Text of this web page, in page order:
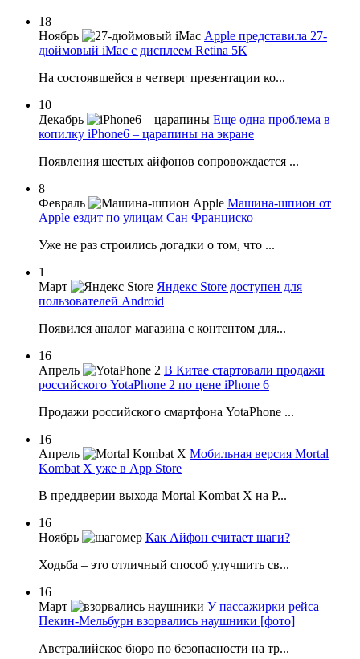
18
Ноябрь
Apple представила 27-
дюймовый iMac с дисплеем Retina 5K
На состоявшейся в четверг презентации ко...
10
Декабрь
Еще одна проблема в
копилку iPhone6 – царапины на экране
Появления шестых айфонов сопровождается ...
8
Февраль
Машина-шпион от
Apple ездит по улицам Сан Франциско
Уже не раз строились догадки о том, что ...
1
Март
Яндекс Store доступен для
пользователей Android
Появился аналог магазина с контентом для...
16
Апрель
В Китае стартовали продажи
российского YotaPhone 2 по цене iPhone 6
Продажи российского смартфона YotaPhone ...
16
Апрель
Мобильная версия Mortal
Kombat X уже в App Store
В преддверии выхода Mortal Kombat X на P...
16
Ноябрь
Как Айфон считает шаги?
Ходьба – это отличный способ улучшить св...
16
Март
У пассажирки рейса
Пекин-Мельбурн взорвались наушники [фото]
Австралийское бюро по безопасности на тр...